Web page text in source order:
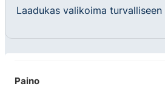
Laadukas valikoima turvalliseen
Paino